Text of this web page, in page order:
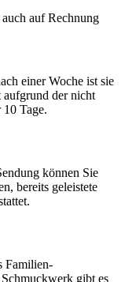
auf Rechnung
einer Woche ist sie
aufgrund der nicht
Tage.
können Sie
bereits geleistete
Familien-
gibt es